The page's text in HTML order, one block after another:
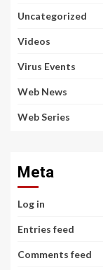
Uncategorized
Videos
Virus Events
Web News
Web Series
Meta
Log in
Entries feed
Comments feed